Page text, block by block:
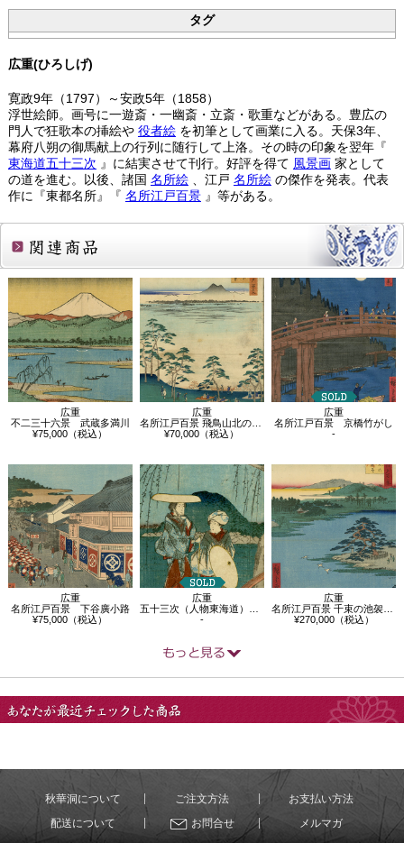
タグ
広重(ひろしげ)
寛政9年（1797）～安政5年（1858）
浮世絵師。画号に一遊斎・一幽斎・立斎・歌重などがある。豊広の
門人で狂歌本の挿絵や 役者絵を初筆として画業に入る。天保3年、
幕府八朔の御馬献上の行列に随行して上洛。その時の印象を翌年『
東海道五十三次 』に結実させて刊行。好評を得て 風景画家として
の道を進む。以後、諸国 名所絵、江戸 名所絵の傑作を発表。代表
作に『東都名所』『 名所江戸百景』等がある。
関連商品
広重
不二三十六景 武蔵多満川
¥75,000（税込）
広重
名所江戸百景 飛鳥山北の眺望
¥70,000（税込）
広重
名所江戸百景 京橋竹がし
-
広重
名所江戸百景 下谷廣小路
¥75,000（税込）
広重
五十三次（人物東海道） 平塚
-
広重
名所江戸百景 千束の池袈裟懸松
¥270,000（税込）
秋華洞について ご注文方法
お支払い方法
配送について
お問合せ メルマガ